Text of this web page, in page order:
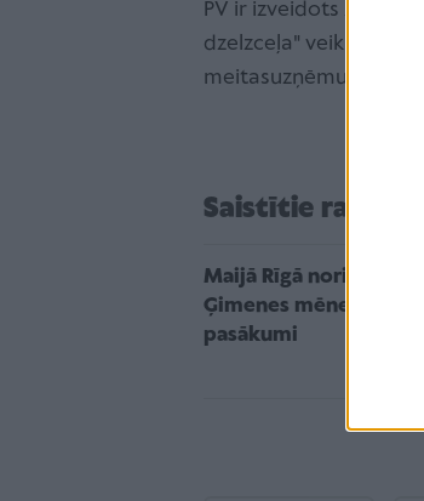
PV ir izveidots 2001.
dzelzceļa" veiktajām
meitasuzņēmums,
Saistītie raksti
Maijā Rīgā norisināsies
Ģimenes mēnesim
pasākumi